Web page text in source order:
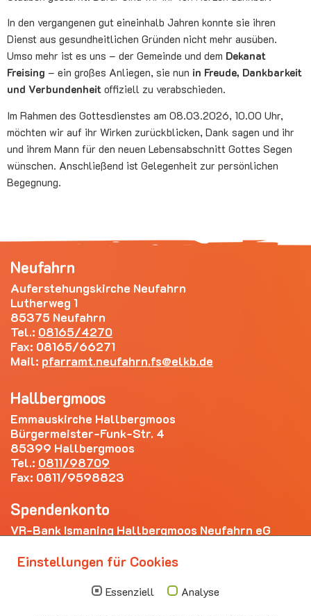
In den vergangenen gut eineinhalb Jahren konnte sie ihren
Dienst aus gesundheitlichen Gründen nicht mehr ausüben.
Umso mehr ist es uns – der Gemeinde und dem Dekanat
Freising – ein großes Anliegen, sie nun in Freude, Dankbarkeit
und Verbundenheit offiziell zu verabschieden.
Im Rahmen des Gottesdienstes am 08.03.2026, 10.00 Uhr,
möchten wir auf ihr Wirken zurückblicken, Dank sagen und ihr
und ihrem Mann für den neuen Lebensabschnitt Gottes Segen
wünschen. Anschließend ist Gelegenheit zur persönlichen
Begegnung.
Neufahrn
Auferstehungskirche Neufahrn
Lutherweg 1
85375 Neufahrn
Tel.: 08165/4270
Fax: 08165/66271
Mail: pfarramt.neufahrn.fs elkb.de
Hallbergmoos
Emmauskirche Hallbergmoos
Bürgermeister-Funk-Str. 4
85399 Hallbergmoos
Tel.: 0811/98709
Fax: 0811/9598823
Spendenkonto
VR-Bank Ismaning Hallbergmoos Neufahrn eG
Die nächsten Termine
10.00 - 11.00
Einstellungen für Cookies
Essenziell
Analyse